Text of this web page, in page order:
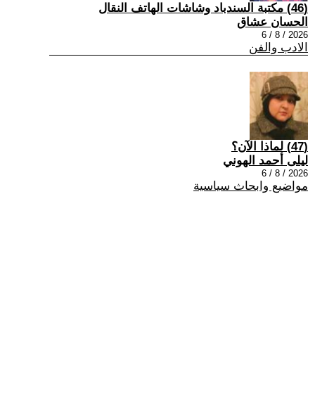
(46) مكتبة السندباد وشاشات الهاتف النقال
الحسان عشاق
2026 / 8 / 6
الادب والفن
(47) لماذا الآن؟
ليلى أحمد الهوني
2026 / 8 / 6
مواضيع وابحاث سياسية